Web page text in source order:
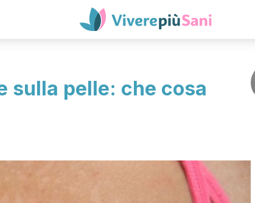
sulla pelle: che cosa